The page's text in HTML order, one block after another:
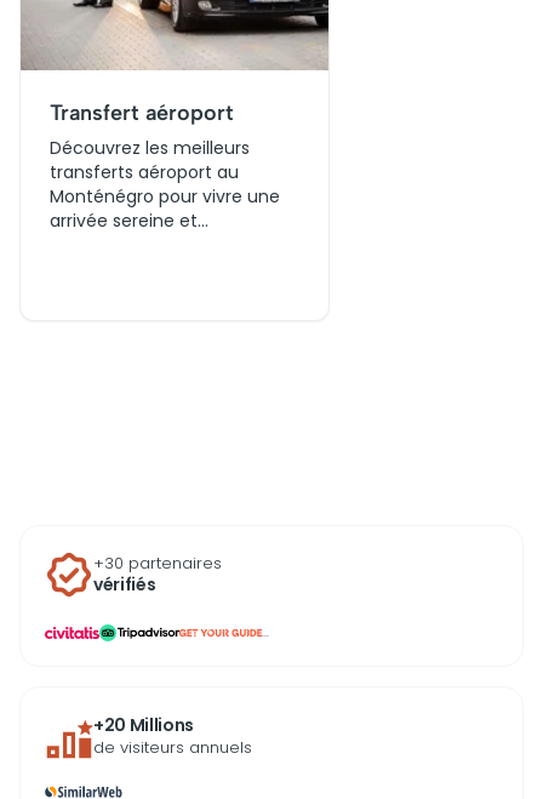
Transfert aéroport
Découvrez les meilleurs
transferts aéroport au
Monténégro pour vivre une
arrivée sereine et
+30 partenaires
vérifiés
...
+20 Millions
de visiteurs annuels